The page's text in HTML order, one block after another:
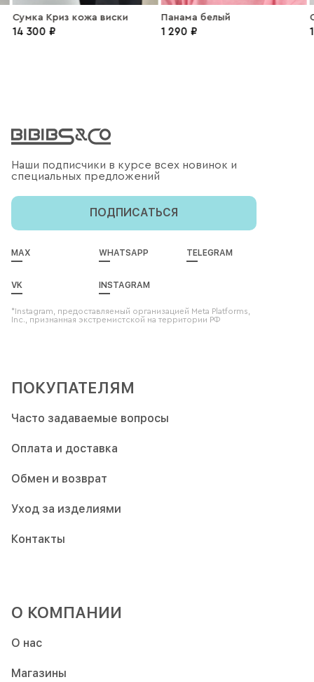
Сумка Криз кожа виски
14 300 ₽
Панама белый
1 290 ₽
Наши подписчики в курсе всех новинок и
специальных предложений
ПОДПИСАТЬСЯ
MAX WHATSAPP TELEGRAM
VK INSTAGRAM
*Instagram, предоставляемый организацией Meta Platforms,
Inc., признанная экстремистской на территории РФ
ПОКУПАТЕЛЯМ
Часто задаваемые вопросы
Оплата и доставка
Обмен и возврат
Уход за изделиями
Контакты
О КОМПАНИИ
О нас
Магазины